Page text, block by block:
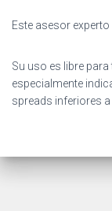
Este asesor
Su uso es libre
especialmente
spreads inferiores